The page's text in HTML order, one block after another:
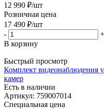
12 990 ₽/шт
Розничная цена
17 490 ₽/шт
-
+
В корзину
Быстрый просмотр
Комплект видеонаблюдения
камер
Есть в наличии
Артикул: 759007014
Специальная цена